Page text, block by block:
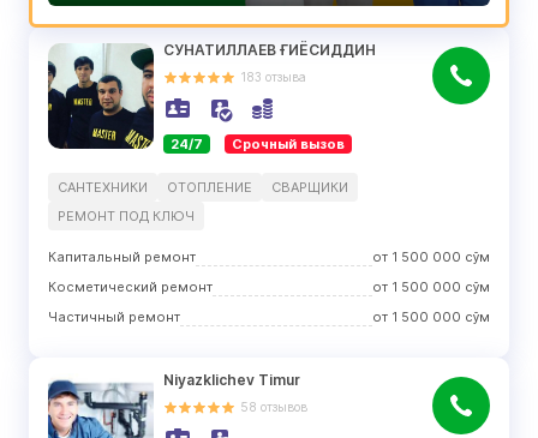
СУНАТИЛЛАЕВ ҒИЁСИДДИН
183 отзыва
24/7 Срочный вызов
САНТЕХНИКИ ОТОПЛЕНИЕ
СВАРЩИКИ
РЕМОНТ ПОД КЛЮЧ
Капитальный ремонт от 1 500 000 сўм
Косметический ремонт
от 1 500 000 сўм
Частичный ремонт
от 1 500 000 сўм
Niyazklichev Timur
58 отзывов